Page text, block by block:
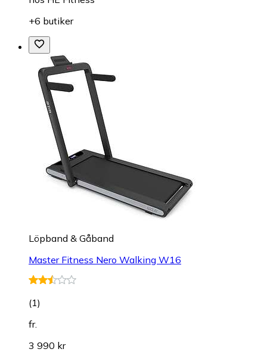
+6 butiker
Löpband & Gåband
Master Fitness Nero Walking W16
(1)
fr.
3 990 kr